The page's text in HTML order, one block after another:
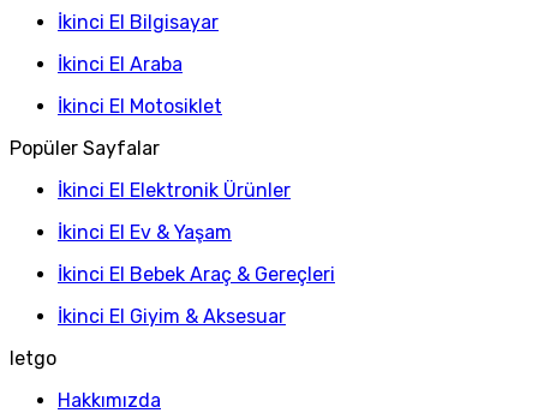
İkinci El Bilgisayar
İkinci El Araba
İkinci El Motosiklet
Popüler Sayfalar
İkinci El Elektronik Ürünler
İkinci El Ev & Yaşam
İkinci El Bebek Araç & Gereçleri
İkinci El Giyim & Aksesuar
letgo
Hakkımızda